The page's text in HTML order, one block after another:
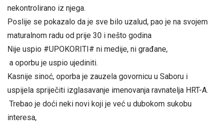
nekontrolirano iz njega.
Poslije se pokazalo da je sve bilo uzalud, pao je na svojem
maturalnom radu od prije 30 i nešto godina
Nije uspio #UPOKORITI# ni medije, ni građane,
a oporbu je uspio ujediniti.
Kasnije sinoć, oporba je zauzela govornicu u Saboru i
uspijela spriječiti izglasavanje imenovanja ravnatelja HRT-A.
Trebao je doći neki novi koji je već u dubokom sukobu
interesa,